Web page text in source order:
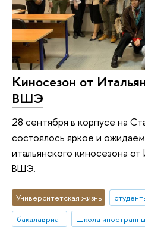
Киносезон от
ВШЭ
28 сентября в корпусе на
состоялось яркое и
итальянского киносезона от
ВШЭ.
Университетская жизнь
бакалавриат
Школа